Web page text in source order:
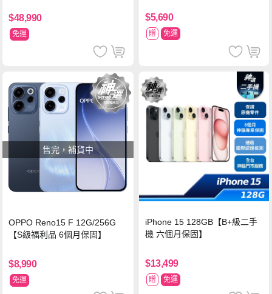
$48,990
免運
$5,690
贈 免運
售完，補貨中
OPPO Reno15 F 12G/256G
【S級福利品 6個月保固】
$8,990
免運
iPhone 15 128GB【B+級二手
機 六個月保固】
$13,499
贈 免運